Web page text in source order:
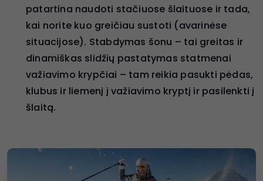
patartina naudoti stačiuose šlaituose ir tada,
kai norite kuo greičiau sustoti (avarinėse
situacijose). Stabdymas šonu – tai greitas ir
dinamiškas slidžių pastatymas statmenai
važiavimo krypčiai – tam reikia pasukti pėdas,
klubus ir liemenį į važiavimo kryptį ir pasilenkti į
šlaitą.